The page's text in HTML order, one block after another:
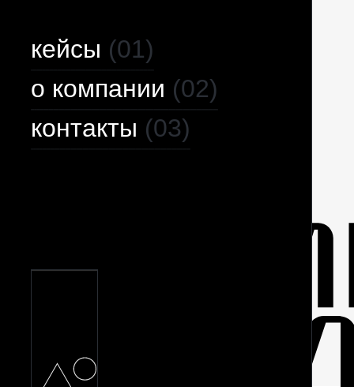
кейсы (01)
о компании (02)
контакты (03)